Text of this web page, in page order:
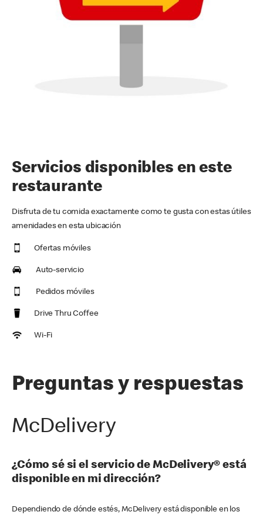
Servicios disponibles en este
restaurante
Disfruta de tu comida exactamente como te gusta con estas útiles
amenidades en esta ubicación
Ofertas móviles
Auto-servicio
Pedidos móviles
Drive Thru Coffee
Wi-Fi
Preguntas y respuestas
McDelivery
¿Cómo sé si el servicio de McDelivery® está
disponible en mi dirección?
Dependiendo de dónde estés, McDelivery está disponible en los